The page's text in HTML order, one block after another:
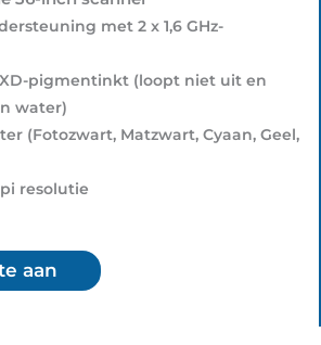
met 2 x 1,6 GHz-
pigmentinkt (loopt niet uit en
water)
(Fotozwart, Matzwart, Cyaan, Geel,
resolutie
aan